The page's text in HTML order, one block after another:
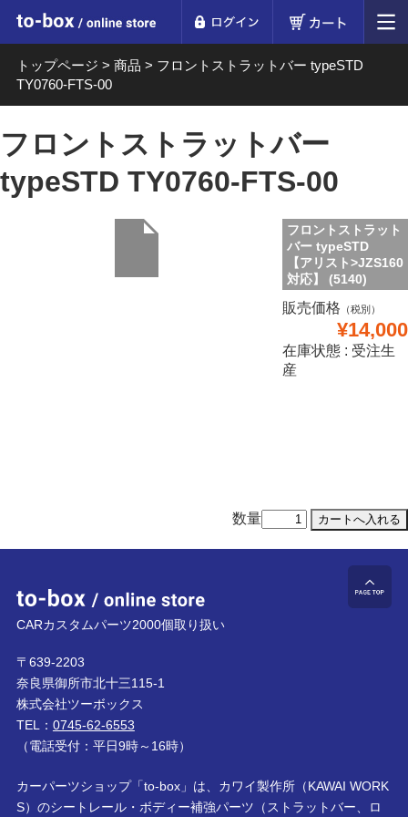
to-box online store
トップページ > 商品 > フロントストラットバー typeSTD
TY0760-FTS-00
フロントストラットバー
typeSTD TY0760-FTS-00
フロントストラット
バー typeSTD
【アリスト>JZS160
対応】 (5140)
販売価格 （税別）
¥14,000
在庫状態 : 受注生
産
数量
to-box online store
CARカスタムパーツ2000個取り扱い
〒639-2203
奈良県御所市北十三115-1
株式会社ツーボックス
TEL： 0745-62-6553
（電話受付：平日9時～16時）
カーパーツショップ「to-box」は、カワイ製作所（KAWAI WORK
S）のシートレール・ボディー補強パーツ（ストラットバー、ロ